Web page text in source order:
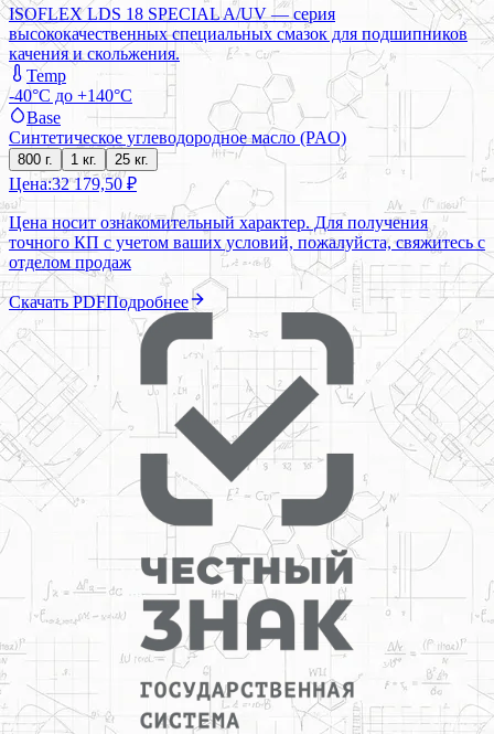
ISOFLEX LDS 18 SPECIAL A/UV — серия
высококачественных специальных смазок для подшипников
качения и скольжения.
Temp
-40°C до +140°C
Base
Синтетическое углеводородное масло (PAO)
800 г. 1 кг. 25 кг.
Цена:32 179,50 ₽
Цена носит ознакомительный характер. Для получения
точного КП с учетом ваших условий, пожалуйста, свяжитесь с
отделом продаж
Скачать PDFПодробнее